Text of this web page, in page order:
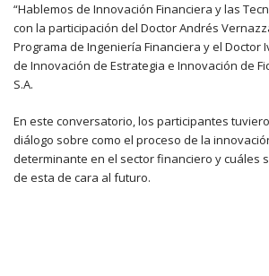
“Hablemos de Innovación Financiera y las
con la participación del Doctor Andrés
Programa de Ingeniería Financiera y el Doctor
de Innovación de Estrategia e Innovación de
S.A.
En este conversatorio, los participantes
diálogo sobre como el proceso de la
determinante en el sector financiero y cuáles
de esta de cara al futuro.